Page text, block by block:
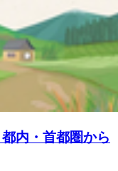
内・首都圏から